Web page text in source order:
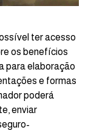
ter acesso
os benefícios
para elaboração
e formas
poderá
enviar